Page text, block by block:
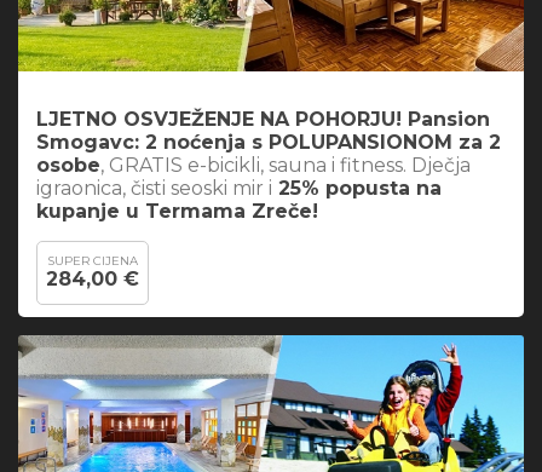
LJETNO OSVJEŽENJE NA POHORJU! Pansion
Smogavc: 2 noćenja s POLUPANSIONOM za 2
osobe, GRATIS e-bicikli, sauna i fitness. Dječja
igraonica, čisti seoski mir i 25% popusta na
kupanje u Termama Zreče!
SUPER CIJENA
284,00 €